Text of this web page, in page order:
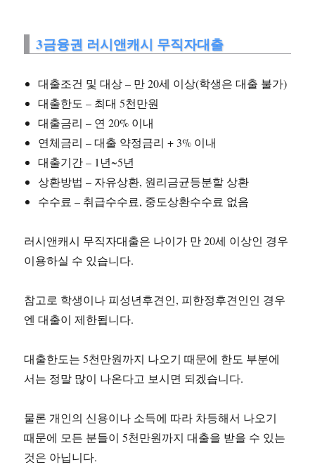
3금융권 러시앤캐시 무직자대출
대출조건 및 대상 – 만 20세 이상(학생은 대출 불가)
대출한도 – 최대 5천만원
대출금리 – 연 20% 이내
연체금리 – 대출 약정금리 + 3% 이내
대출기간 – 1년~5년
상환방법 – 자유상환, 원리금균등분할 상환
수수료 – 취급수수료, 중도상환수수료 없음
러시앤캐시 무직자대출은 나이가 만 20세 이상인 경우
이용하실 수 있습니다.
참고로 학생이나 피성년후견인, 피한정후견인인 경우
엔 대출이 제한됩니다.
대출한도는 5천만원까지 나오기 때문에 한도 부분에
서는 정말 많이 나온다고 보시면 되겠습니다.
물론 개인의 신용이나 소득에 따라 차등해서 나오기
때문에 모든 분들이 5천만원까지 대출을 받을 수 있는
것은 아닙니다.